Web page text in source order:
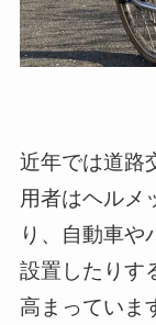
近年では道路
用者はヘルメ
り、自動車や
設置したりす
高まっていま